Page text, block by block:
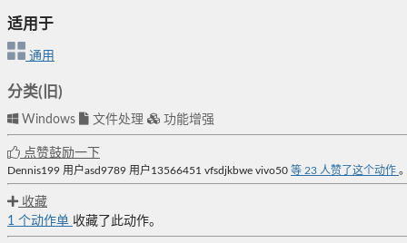
适用于
通用
分类(旧)
Windows 文件处理 功能增强
点赞鼓励一下
Dennis199 用户asd9789 用户13566451 vfsdjkbwe vivo50 等 23 人赞了这个动作
收藏
1 个动作单 收藏了此动作。